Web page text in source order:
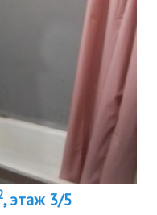
, этаж 3/5